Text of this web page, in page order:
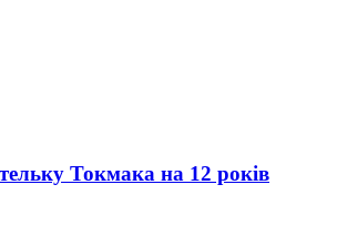
Токмака на 12 років